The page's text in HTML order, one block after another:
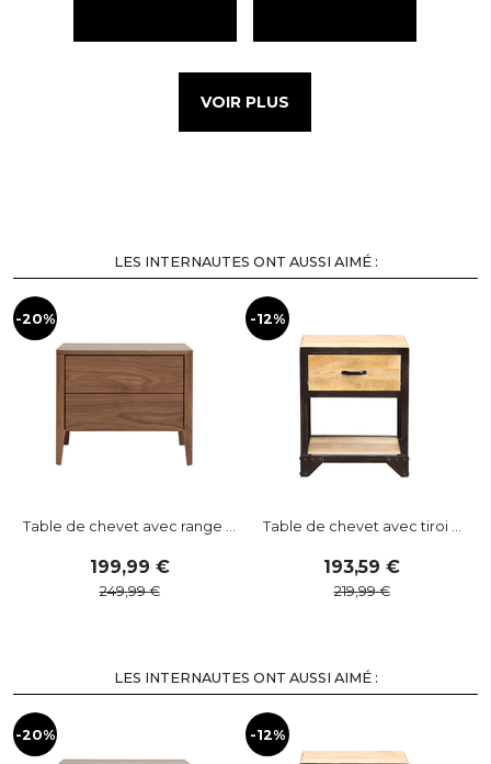
VOIR PLUS
LES INTERNAUTES ONT AUSSI AIMÉ :
-20%
Table de chevet avec range ...
199,99
249,99
-12%
Table de chevet avec tiroi ...
193,59
219,99
LES INTERNAUTES ONT AUSSI AIMÉ :
-20% -12%